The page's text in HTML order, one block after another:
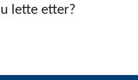
lette etter?